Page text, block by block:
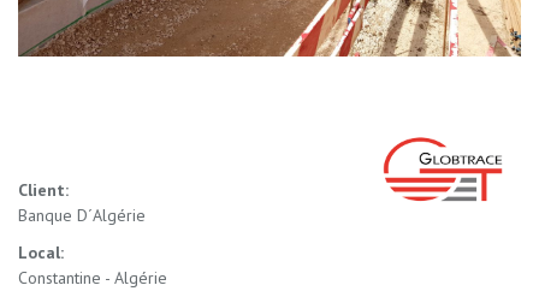
Client:
Banque D´Algérie
Local:
Constantine - Algérie